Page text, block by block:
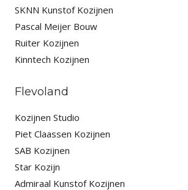
SKNN Kunstof Kozijnen
Pascal Meijer Bouw
Ruiter Kozijnen
Kinntech Kozijnen
Flevoland
Kozijnen Studio
Piet Claassen Kozijnen
SAB Kozijnen
Star Kozijn
Admiraal Kunstof Kozijnen